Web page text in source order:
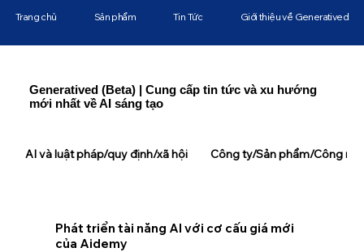
Generatived (Beta) | Cung cấp tin tức và xu hướng
mới nhất về AI sáng tạo
Phát triển tài năng AI với cơ cấu giá mới
của Aidemy
Trang chủ Sản phẩm Tin Tức Giới thiệu về Generatived
AI và luật pháp/quy định/xã hội Công ty/Sản phẩm/Công